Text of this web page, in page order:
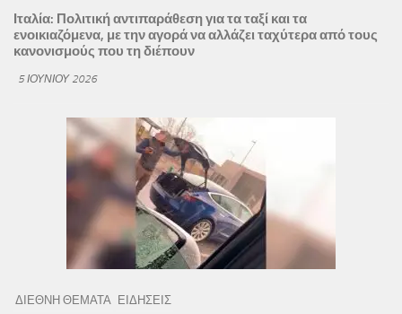
Ιταλία: Πολιτική αντιπαράθεση για τα ταξί και τα
ενοικιαζόμενα, με την αγορά να αλλάζει ταχύτερα από τους
κανονισμούς που τη διέπουν
5 ΙΟΥΝΊΟΥ 2026
ΔΙΕΘΝΗ ΘΕΜΑΤΑ ΕΙΔΗΣΕΙΣ